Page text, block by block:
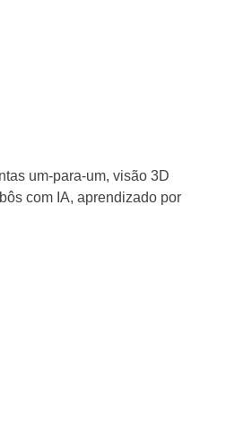
um-para-um, visão 3D
com IA, aprendizado por